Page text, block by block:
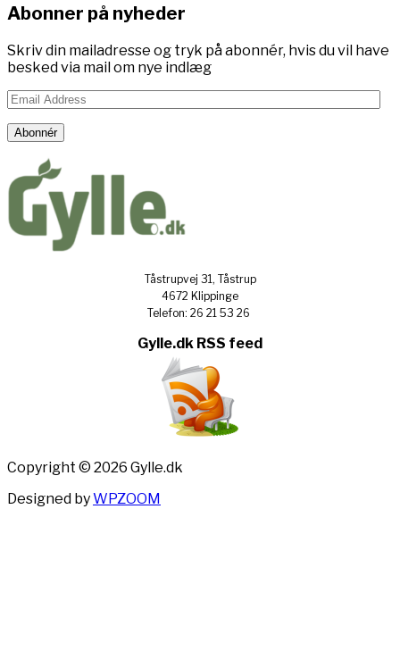
Abonner på nyheder
Skriv din mailadresse og tryk på abonnér, hvis du vil have
besked via mail om nye indlæg
Email
Abonnér
Tåstrupvej 31, Tåstrup
4672 Klippinge
Telefon: 26 21 53 26
Gylle.dk RSS feed
Copyright © 2026 Gylle.dk
Designed byWPZOOM